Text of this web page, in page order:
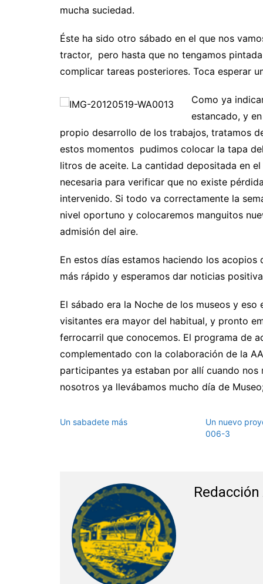
mucha suciedad.
Éste ha sido otro sábado en el que nos
tractor, pero hasta que no tengamos
complicar tareas posteriores. Toca esperar
Como ya
estancado, y
propio desarrollo de los trabajos, tratamos
estos momentos pudimos colocar la tapa
litros de aceite. La cantidad depositada en
necesaria para verificar que no existe
intervenido. Si todo va correctamente la
nivel oportuno y colocaremos manguitos
admisión del aire.
En estos días estamos haciendo los
más rápido y esperamos dar noticias
El sábado era la Noche de los museos y
visitantes era mayor del habitual, y pronto
ferrocarril que conocemos. El programa de
complementado con la colaboración de la
participantes ya estaban por allí cuando nos
nosotros ya llevábamos mucho día de
Un sabadete más
Un nuevo
006-3
Redacción